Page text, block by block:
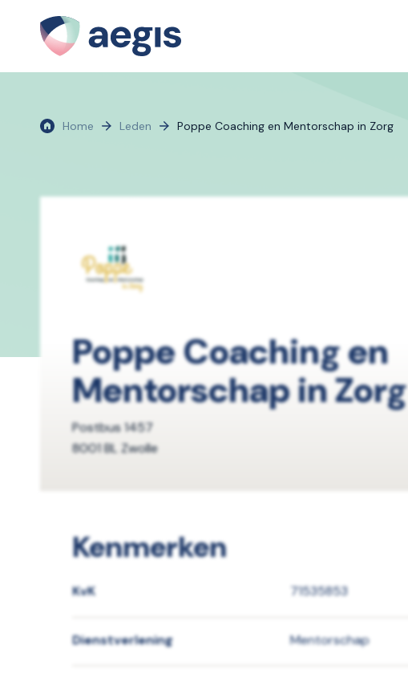
Home Leden Poppe Coaching en Mentorschap in Zorg
Poppe Coaching en
Mentorschap in Zorg
Postbus 1457
8001 BL Zwolle
Kenmerken
KvK 71535853
Dienstverlening Mentorschap